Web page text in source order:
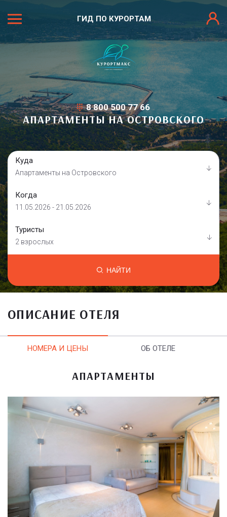
ГИД ПО КУРОРТАМ
8 800 500 77 66
АПАРТАМЕНТЫ НА ОСТРОВСКОГО
Куда
Апартаменты на Островского
Когда
11.05.2026 - 21.05.2026
Туристы
2 взрослых
НАЙТИ
ОПИСАНИЕ ОТЕЛЯ
НОМЕРА И ЦЕНЫ ОБ ОТЕЛЕ
АПАРТАМЕНТЫ